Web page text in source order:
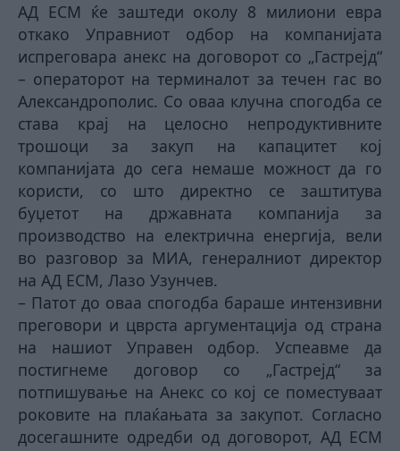
АД ЕСМ ќе заштеди околу 8 милиони евра
откако Управниот одбор на компанијата
испреговара анекс на договорот со „Гастрејд“
– операторот на терминалот за течен гас во
Александрополис. Со оваа клучна спогодба се
става крај на целосно непродуктивните
трошоци за закуп на капацитет кој
компанијата до сега немаше можност да го
користи, со што директно се заштитува
буџетот на државната компанија за
производство на електрична енергија, вели
во разговор за МИА, генералниот директор
на АД ЕСМ, Лазо Узунчев.
– Патот до оваа спогодба бараше интензивни
преговори и цврста аргументација од страна
на нашиот Управен одбор. Успеавме да
постигнеме договор со „Гастрејд“ за
потпишување на Анекс со кој се поместуваат
роковите на плаќањата за закупот. Согласно
досегашните одредби од договорот, АД ЕСМ